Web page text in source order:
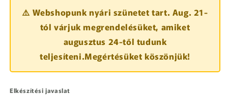
⚠️ Webshopunk nyári szünetet tart. Aug. 21-
tól várjuk megrendelésüket, amiket
augusztus 24-től tudunk
teljesíteni.Megértésüket köszönjük!
Elkészítési javaslat